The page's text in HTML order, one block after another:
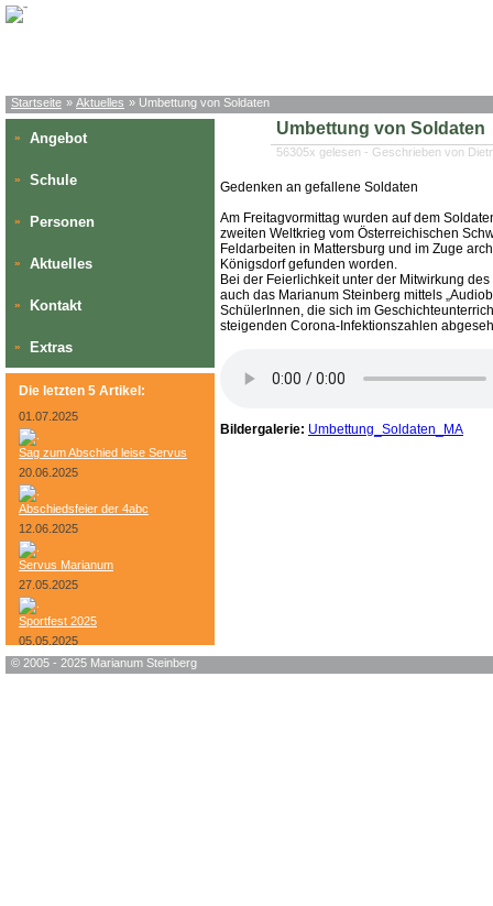
Startseite » Aktuelles » Umbettung von Soldaten
» Angebot
» Schule
» Personen
» Aktuelles
» Kontakt
» Extras
Die letzten 5 Artikel:
01.07.2025
Sag zum Abschied leise Servus
20.06.2025
Abschiedsfeier der 4abc
12.06.2025
Servus Marianum
27.05.2025
Sportfest 2025
05.05.2025
Bundesheer-Tag
Umbettung von Soldaten
56305x gelesen - Geschrieben von
Gedenken an gefallene Soldaten
Am Freitagvormittag wurden auf dem
zweiten Weltkrieg vom Österreichischen
Feldarbeiten in Mattersburg und im Zuge
Königsdorf gefunden worden.
Bei der Feierlichkeit unter der Mitwirkung
auch das Marianum Steinberg mittels
SchülerInnen, die sich im
steigenden Corona-Infektionszahlen
Bildergalerie: Umbettung_Soldaten_MA
© 2005 - 2025 Marianum Steinberg